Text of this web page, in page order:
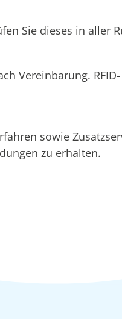
Sie dieses in aller
Vereinbarung. RFID-
sowie
zu erhalten.